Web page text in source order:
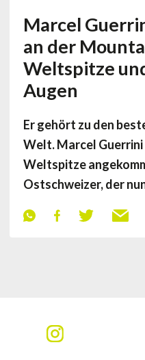
Marcel
an der
Weltspitze
Augen
Er gehört zu den
Welt. Marcel
Weltspitze
Ostschweizer, der